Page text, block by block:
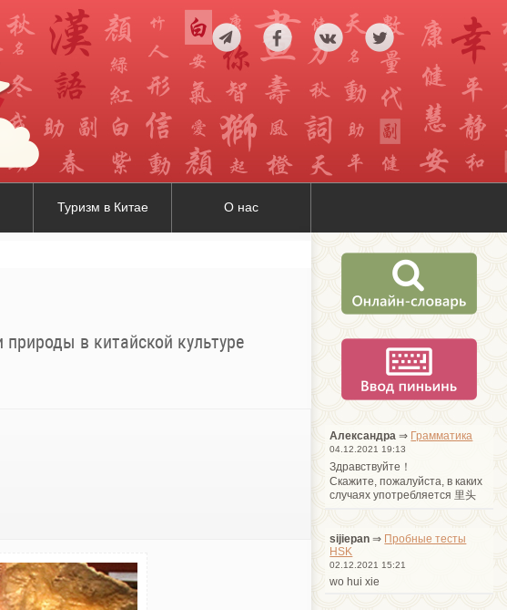
Туризм в Китае О нас
в китайской культуре
Александра ⇒ Грамматика
04.12.2021 19:13
Здравствуйте！
Cкажите, пожалуйста, в каких
случаях употребляется 里头
sijiepan ⇒ Пробные тесты
HSK
02.12.2021 15:21
wo hui xie